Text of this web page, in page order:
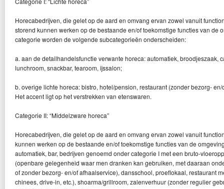
Horecabedrijven, die gelet op de aard en omvang ervan zowel vanuit
storend kunnen werken op de bestaande en/of toekomstige functies van de
categorie worden de volgende subcategorieën onderscheiden:
a. aan de detailhandelsfunctie verwante horeca: automatiek, broodjeszaak,
lunchroom, snackbar, tearoom, ijssalon;
b. overige lichte horeca: bistro, hotel/pension, restaurant (zonder bezorg-
Het accent ligt op het verstrekken van etenswaren.
Categorie II: “Middelzware horeca”
Horecabedrijven, die gelet op de aard en omvang ervan zowel vanuit
kunnen werken op de bestaande en/of toekomstige functies van de
automatiek, bar, bedrijven genoemd onder categorie I met een bruto-
(openbare gelegenheid waar men dranken kan gebruiken, met daaraan
of zonder bezorg- en/of afhaalservice), dansschool, proeflokaal, restaurant
chinees, drive-in, etc.), shoarma/grillroom, zalenverhuur (zonder regulier